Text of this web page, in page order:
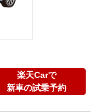
楽天Carで
新車の試乗予約